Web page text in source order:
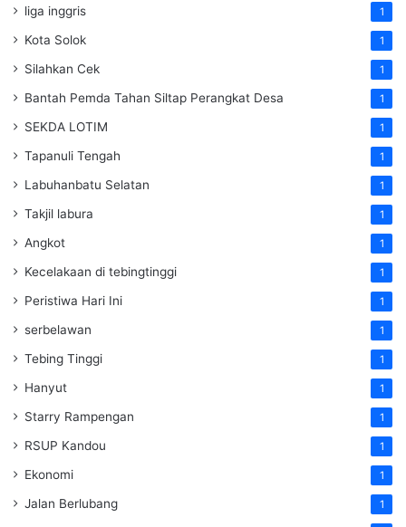
liga inggris 1
Kota Solok 1
Silahkan Cek 1
Bantah Pemda Tahan Siltap Perangkat Desa 1
SEKDA LOTIM 1
Tapanuli Tengah 1
Labuhanbatu Selatan 1
Takjil labura 1
Angkot 1
Kecelakaan di tebingtinggi 1
Peristiwa Hari Ini 1
serbelawan 1
Tebing Tinggi 1
Hanyut 1
Starry Rampengan 1
RSUP Kandou 1
Ekonomi 1
Jalan Berlubang 1